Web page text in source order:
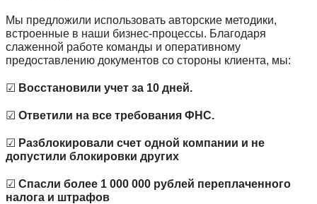
Мы предложили использовать авторские методики,
встроенные в наши бизнес-процессы. Благодаря
слаженной работе команды и оперативному
предоставлению документов со стороны клиента, мы:
☑ Восстановили учет за 10 дней.
☑ Ответили на все требования ФНС.
☑ Разблокировали счет одной компании и не
допустили блокировки других
☑ Спасли более 1 000 000 рублей переплаченного
налога и штрафов